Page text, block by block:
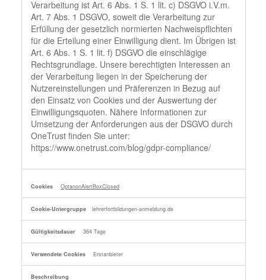
Verarbeitung ist Art. 6 Abs. 1 S. 1 lit. c) DSGVO i.V.m.
Art. 7 Abs. 1 DSGVO, soweit die Verarbeitung zur
Erfüllung der gesetzlich normierten Nachweispflichten
für die Erteilung einer Einwilligung dient. Im Übrigen ist
Art. 6 Abs. 1 S. 1 lit. f) DSGVO die einschlägige
Rechtsgrundlage. Unsere berechtigten Interessen an
der Verarbeitung liegen in der Speicherung der
Nutzereinstellungen und Präferenzen in Bezug auf
den Einsatz von Cookies und der Auswertung der
Einwilligungsquoten. Nähere Informationen zur
Umsetzung der Anforderungen aus der DSGVO durch
OneTrust finden Sie unter:
https://www.onetrust.com/blog/gdpr-compliance/
OptanonAlertBoxClosed
lehrerfortbildungen-anmeldung.de
364 Tage
Erstanbieter